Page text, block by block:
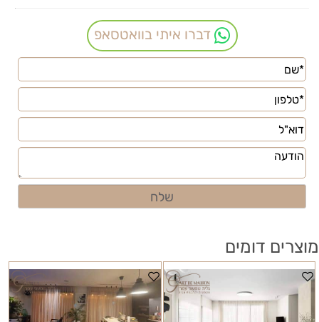
דברו איתי בוואטסאפ
מוצרים דומים